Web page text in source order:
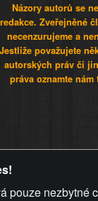
Názory autorů se
redakce. Zveřejněné
necenzurujeme a
Jestliže považujete
autorských práv či
práva oznamte
pouze nezbytné